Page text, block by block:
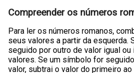
Compreender os números
Para ler os números romanos,
seus valores a partir da esquerda.
seguido por outro de valor igual ou
valores. Se um símbolo for
valor, subtrai o valor do primeiro